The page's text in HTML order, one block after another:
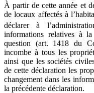
À partir de cette année et
de locaux affectés à
déclarer à
informations relatives à
question (art. 1418 du
incombe à tous les
ainsi que les sociétés
de cette déclaration les
changement dans les
la précédente déclaration.